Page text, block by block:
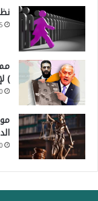
25
)
10
10